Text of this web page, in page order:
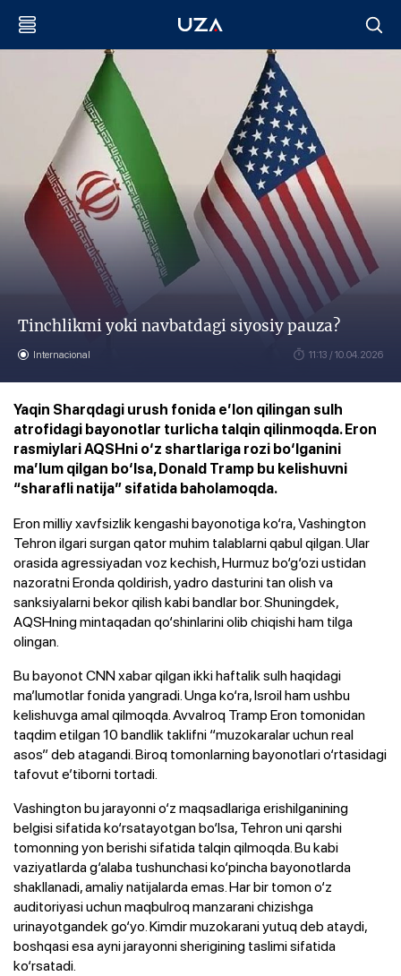
Tinchlikmi yoki navbatdagi siyosiy pauza?
Internacional 11:13 / 10.04.2026
Yaqin Sharqdagi urush fonida e’lon qilingan sulh
atrofidagi bayonotlar turlicha talqin qilinmoqda. Eron
rasmiylari AQSHni o‘z shartlariga rozi bo‘lganini
ma’lum qilgan bo‘lsa, Donald Tramp bu kelishuvni
“sharafli natija” sifatida baholamoqda.
Eron milliy xavfsizlik kengashi bayonotiga ko‘ra, Vashington
Tehron ilgari surgan qator muhim talablarni qabul qilgan. Ular
orasida agressiyadan voz kechish, Hurmuz bo‘g‘ozi ustidan
nazoratni Eronda qoldirish, yadro dasturini tan olish va
sanksiyalarni bekor qilish kabi bandlar bor. Shuningdek,
AQSHning mintaqadan qo‘shinlarini olib chiqishi ham tilga
olingan.
Bu bayonot CNN xabar qilgan ikki haftalik sulh haqidagi
ma’lumotlar fonida yangradi. Unga ko‘ra, Isroil ham ushbu
kelishuvga amal qilmoqda. Avvalroq Tramp Eron tomonidan
taqdim etilgan 10 bandlik taklifni “muzokaralar uchun real
asos” deb atagandi. Biroq tomonlarning bayonotlari o‘rtasidagi
tafovut e’tiborni tortadi.
Vashington bu jarayonni o‘z maqsadlariga erishilganining
belgisi sifatida ko‘rsatayotgan bo‘lsa, Tehron uni qarshi
tomonning yon berishi sifatida talqin qilmoqda. Bu kabi
vaziyatlarda g‘alaba tushunchasi ko‘pincha bayonotlarda
shakllanadi, amaliy natijalarda emas. Har bir tomon o‘z
auditoriyasi uchun maqbulroq manzarani chizishga
urinayotgandek go‘yo. Kimdir muzokarani yutuq deb ataydi,
boshqasi esa ayni jarayonni sherigining taslimi sifatida
ko‘rsatadi.